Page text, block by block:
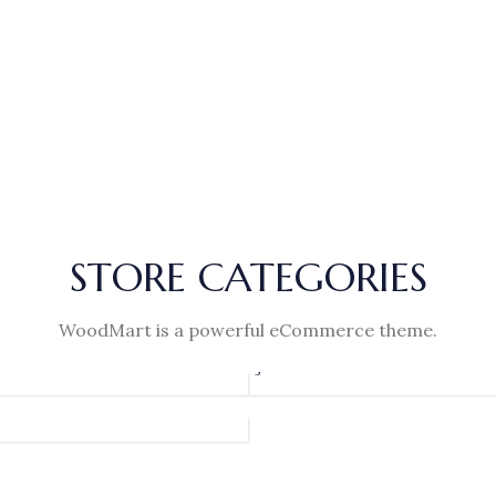
STORE CATEGORIES
WoodMart is a powerful eCommerce theme.
BITKI